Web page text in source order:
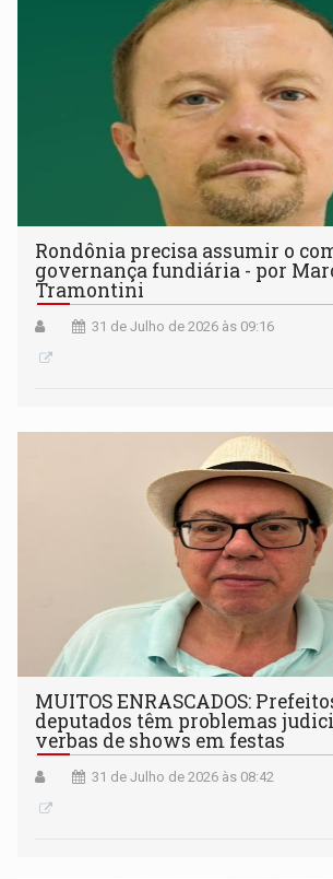
Rondônia precisa assumir o
governança fundiária - por
Tramontini
31 de Julho de 2026 às 09:16
MUITOS ENRASCADOS:
deputados têm problemas
verbas de shows em festas
31 de Julho de 2026 às 08:42